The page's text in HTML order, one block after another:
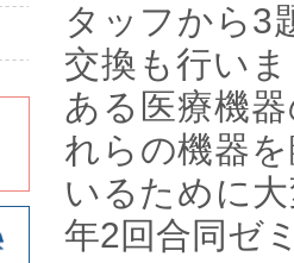
タッフから3
交換も行い
ある医療機
れらの機器
いるために
年2回合同ゼ